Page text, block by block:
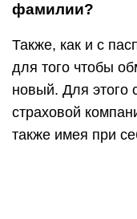
фамилии?
Также, как и с
для того чтобы
новый. Для этого
страховой
также имея при